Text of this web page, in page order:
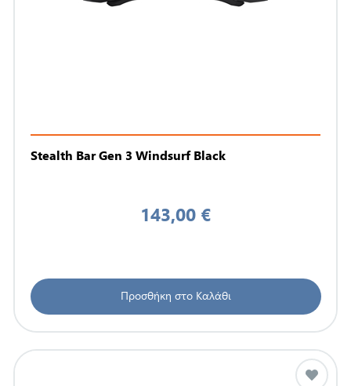
Stealth Bar Gen 3 Windsurf Black
143,00 €
Προσθήκη στο Καλάθι